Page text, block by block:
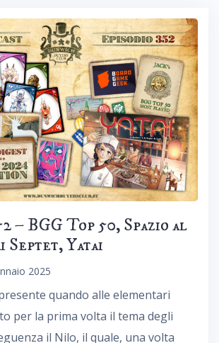
– BGG Top 50, Spazio al
Septet, Yatai
2025
quando alle elementari
per la prima volta il tema degli
il Nilo, il quale, una volta